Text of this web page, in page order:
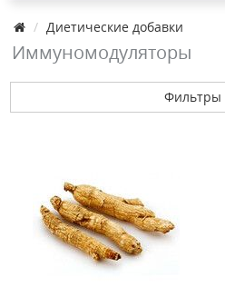
Диетические добавки
Иммуномодуляторы
Фильтры